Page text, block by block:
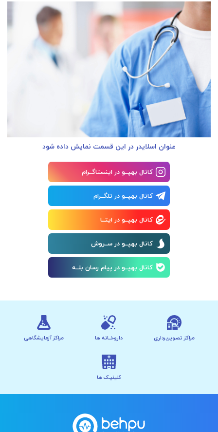
عنوان اسلایدر در این قسمت نمایش داده شود
کانال بهپــو در اینستاگــرام
کانال بهپــو در تلگــرام
کانال بهپــو در ایتــا
کانال بهپــو در ســروش
کانال بهپــو در پیام رسان بلــه
مراکز تصویربرداری داروخــانه ها مراکز آزمایشگاهی
کلینیـک ها